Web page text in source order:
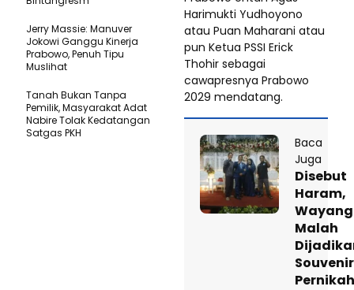
Harimukti Yudhoyono
atau Puan Maharani atau
pun Ketua PSSI Erick
Thohir sebagai
cawapresnya Prabowo
2029 mendatang.
Baca
Juga
Disebut
Haram,
Wayang
Malah
Souvenir
Jerry Massie: Manuver
Jokowi Ganggu Kinerja
Prabowo, Penuh Tipu
Muslihat
Tanah Bukan Tanpa
Pemilik, Masyarakat Adat
Nabire Tolak Kedatangan
Satgas PKH